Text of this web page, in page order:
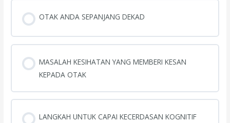
OTAK ANDA SEPANJANG DEKAD
MASALAH KESIHATAN YANG MEMBERI KESAN
KEPADA OTAK
LANGKAH UNTUK CAPAI KECERDASAN KOGNITIF